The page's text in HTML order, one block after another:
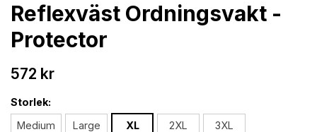
Reflexväst Ordningsvakt -
Protector
572 kr
Storlek:
Medium
Large XL 2XL 3XL